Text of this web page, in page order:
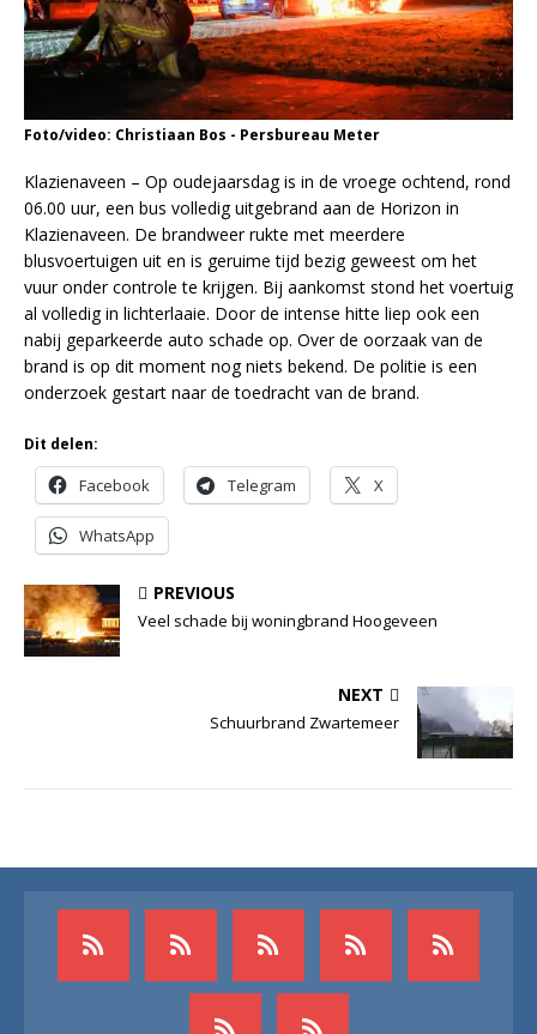
Foto/video: Christiaan Bos - Persbureau Meter
Klazienaveen – Op oudejaarsdag is in de vroege ochtend, rond
06.00 uur, een bus volledig uitgebrand aan de Horizon in
Klazienaveen. De brandweer rukte met meerdere
blusvoertuigen uit en is geruime tijd bezig geweest om het
vuur onder controle te krijgen. Bij aankomst stond het voertuig
al volledig in lichterlaaie. Door de intense hitte liep ook een
nabij geparkeerde auto schade op. Over de oorzaak van de
brand is op dit moment nog niets bekend. De politie is een
onderzoek gestart naar de toedracht van de brand.
Dit delen:
Facebook Telegram X
WhatsApp
PREVIOUS
Veel schade bij woningbrand Hoogeveen
NEXT
Schuurbrand Zwartemeer